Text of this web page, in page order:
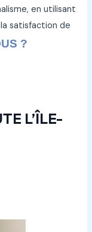
en utilisant
satisfaction de
?
L’ÎLE-